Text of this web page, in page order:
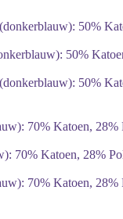
50%
70% Katoen, 28%